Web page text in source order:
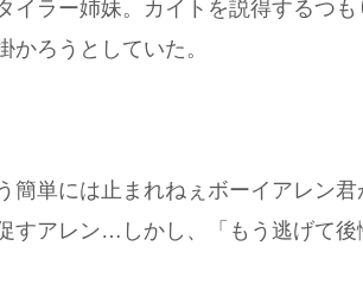
イラー姉妹。カイトを説得するつ
かろうとしていた。
簡単には止まれねぇボーイアレン君
すアレン…しかし、「もう逃げて後